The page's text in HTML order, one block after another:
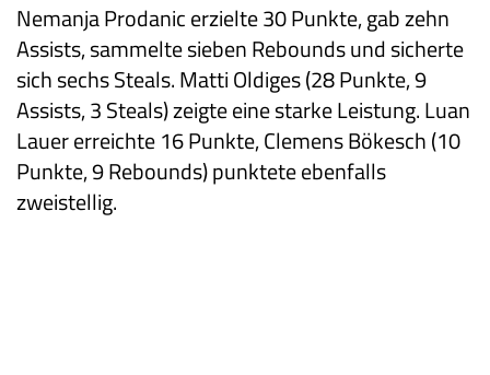
Nemanja Prodanic erzielte 30 Punkte, gab zehn
Assists, sammelte sieben Rebounds und sicherte
sich sechs Steals. Matti Oldiges (28 Punkte, 9
Assists, 3 Steals) zeigte eine starke Leistung. Luan
Lauer erreichte 16 Punkte, Clemens Bökesch (10
Punkte, 9 Rebounds) punktete ebenfalls
zweistellig.